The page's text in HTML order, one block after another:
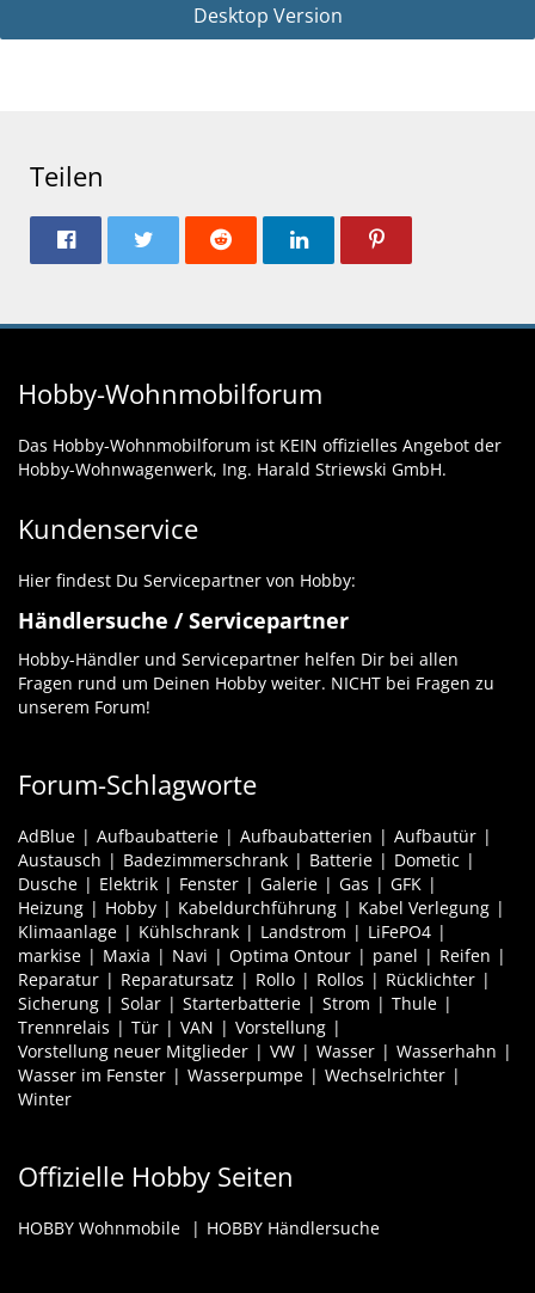
Desktop Version
Teilen
Hobby-Wohnmobilforum
Das Hobby-Wohnmobilforum ist KEIN offizielles Angebot der
Hobby-Wohnwagenwerk, Ing. Harald Striewski GmbH.
Kundenservice
Hier findest Du Servicepartner von Hobby:
Händlersuche / Servicepartner
Hobby-Händler und Servicepartner helfen Dir bei allen
Fragen rund um Deinen Hobby weiter. NICHT bei Fragen zu
unserem Forum!
Forum-Schlagworte
AdBlue Aufbaubatterie Aufbaubatterien
Aufbautür
Austausch
Badezimmerschrank Batterie
Dometic
Dusche
Elektrik Fenster Galerie Gas
GFK
Heizung
Hobby Kabeldurchführung
Kabel Verlegung
Klimaanlage
Kühlschrank Landstrom
LiFePO4
markise
Maxia Navi Optima Ontour panel
Reifen
Reparatur
Reparatursatz Rollo Rollos
Rücklichter
Sicherung
Solar Starterbatterie Strom
Thule
Trennrelais
Tür VAN
Vorstellung
Vorstellung neuer Mitglieder
VW Wasser
Wasserhahn
Wasser im Fenster
Wasserpumpe
Wechselrichter
Winter
Offizielle Hobby Seiten
HOBBY Wohnmobile HOBBY Händlersuche